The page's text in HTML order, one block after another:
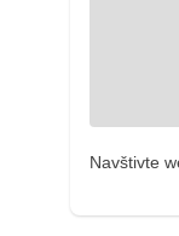
Navštivte